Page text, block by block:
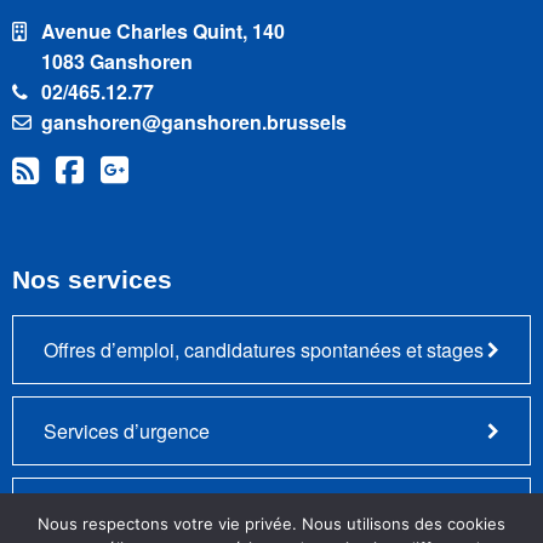
Avenue Charles Quint, 140
1083 Ganshoren
02/465.12.77
ganshoren@ganshoren.brussels
Nos services
Offres d’emploi, candidatures spontanées et stages
Services d’urgence
Plainte – Remarque positive ou négative
Nous respectons votre vie privée. Nous utilisons des cookies